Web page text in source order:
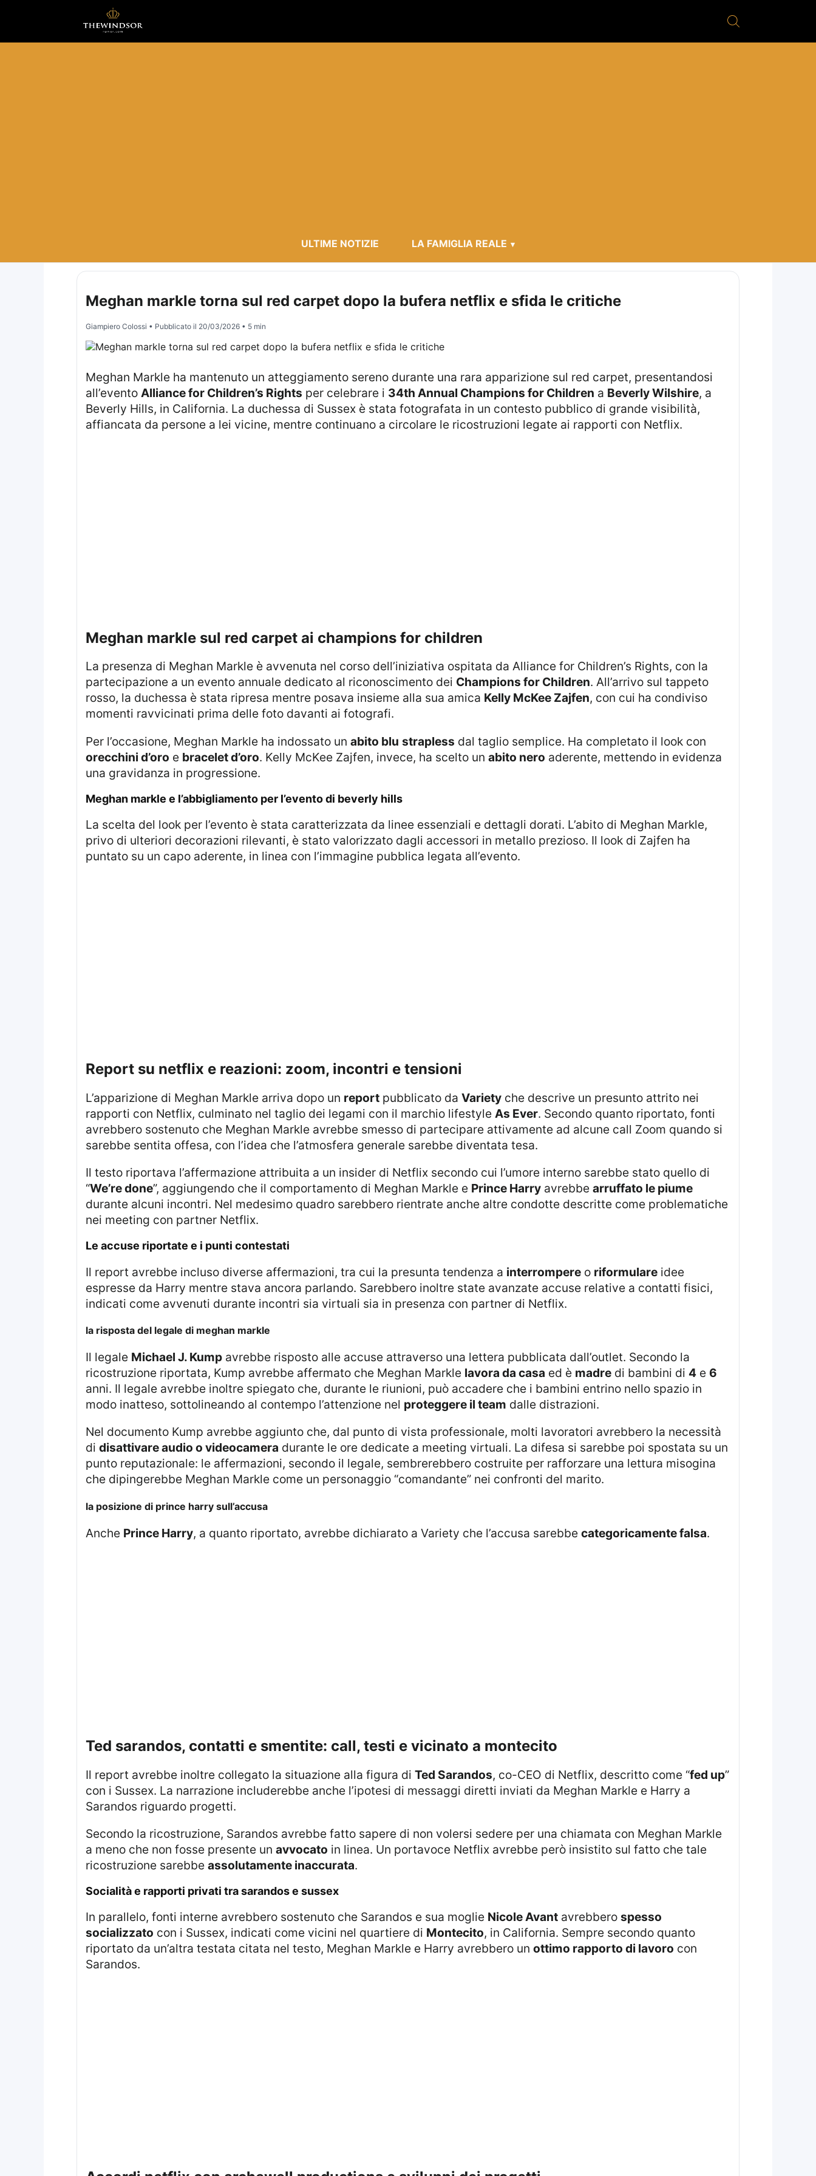
ULTIME NOTIZIE LA FAMIGLIA REALE
Meghan markle torna sul red carpet dopo la bufera netflix e sfida le critiche
Giampiero Colossi • Pubblicato il 20/03/2026• 5 min
Meghan Markle ha mantenuto un atteggiamento sereno durante una rara apparizione sul red carpet, presentandosi
all’evento Alliance for Children’s Rights per celebrare i 34th Annual Champions for Children a Beverly Wilshire, a
Beverly Hills, in California. La duchessa di Sussex è stata fotografata in un contesto pubblico di grande visibilità,
affiancata da persone a lei vicine, mentre continuano a circolare le ricostruzioni legate ai rapporti con Netflix.
meghan markle sul red carpet ai champions for children
La presenza di Meghan Markle è avvenuta nel corso dell’iniziativa ospitata da Alliance for Children’s Rights, con la
partecipazione a un evento annuale dedicato al riconoscimento dei Champions for Children. All’arrivo sul tappeto
rosso, la duchessa è stata ripresa mentre posava insieme alla sua amica Kelly McKee Zajfen, con cui ha condiviso
momenti ravvicinati prima delle foto davanti ai fotografi.
Per l’occasione, Meghan Markle ha indossato un abito blu strapless dal taglio semplice. Ha completato il look con
orecchini d’oro e bracelet d’oro. Kelly McKee Zajfen, invece, ha scelto un abito nero aderente, mettendo in evidenza
una gravidanza in progressione.
meghan markle e l’abbigliamento per l’evento di beverly hills
La scelta del look per l’evento è stata caratterizzata da linee essenziali e dettagli dorati. L’abito di Meghan Markle,
privo di ulteriori decorazioni rilevanti, è stato valorizzato dagli accessori in metallo prezioso. Il look di Zajfen ha
puntato su un capo aderente, in linea con l’immagine pubblica legata all’evento.
report su netflix e reazioni: zoom, incontri e tensioni
L’apparizione di Meghan Markle arriva dopo un reportpubblicato da Varietyche descrive un presunto attrito nei
rapporti con Netflix, culminato nel taglio dei legami con il marchio lifestyle As Ever. Secondo quanto riportato, fonti
avrebbero sostenuto che Meghan Markle avrebbe smesso di partecipare attivamente ad alcune call Zoom quando si
sarebbe sentita offesa, con l’idea che l’atmosfera generale sarebbe diventata tesa.
Il testo riportava l’affermazione attribuita a un insider di Netflix secondo cui l’umore interno sarebbe stato quello di
“We’re done”, aggiungendo che il comportamento di Meghan Markle e Prince Harryavrebbe arruffato le piume
durante alcuni incontri. Nel medesimo quadro sarebbero rientrate anche altre condotte descritte come problematiche
nei meeting con partner Netflix.
le accuse riportate e i punti contestati
Il report avrebbe incluso diverse affermazioni, tra cui la presunta tendenza a interrompereo riformulareidee
espresse da Harry mentre stava ancora parlando. Sarebbero inoltre state avanzate accuse relative a contatti fisici,
indicati come avvenuti durante incontri sia virtuali sia in presenza con partner di Netflix.
la risposta del legale di meghan markle
Il legale Michael J. Kumpavrebbe risposto alle accuse attraverso una lettera pubblicata dall’outlet. Secondo la
ricostruzione riportata, Kump avrebbe affermato che Meghan Markle lavora da casa ed è madredi bambini di 4e 6
anni. Il legale avrebbe inoltre spiegato che, durante le riunioni, può accadere che i bambini entrino nello spazio in
modo inatteso, sottolineando al contempo l’attenzione nel proteggere il team dalle distrazioni.
Nel documento Kump avrebbe aggiunto che, dal punto di vista professionale, molti lavoratori avrebbero la necessità
di disattivare audio o videocamera durante le ore dedicate a meeting virtuali. La difesa si sarebbe poi spostata su un
punto reputazionale: le affermazioni, secondo il legale, sembrerebbero costruite per rafforzare una lettura misogina
che dipingerebbe Meghan Markle come un personaggio “comandante” nei confronti del marito.
la posizione di prince harry sull’accusa
Anche Prince Harry, a quanto riportato, avrebbe dichiarato a Variety che l’accusa sarebbe categoricamente falsa.
ted sarandos, contatti e smentite: call, testi e vicinato a montecito
Il report avrebbe inoltre collegato la situazione alla figura di Ted Sarandos, co-CEO di Netflix, descritto come “fed up”
con i Sussex. La narrazione includerebbe anche l’ipotesi di messaggi diretti inviati da Meghan Markle e Harry a
Sarandos riguardo progetti.
Secondo la ricostruzione, Sarandos avrebbe fatto sapere di non volersi sedere per una chiamata con Meghan Markle
a meno che non fosse presente un avvocato in linea. Un portavoce Netflix avrebbe però insistito sul fatto che tale
ricostruzione sarebbe assolutamente inaccurata.
socialità e rapporti privati tra sarandos e sussex
In parallelo, fonti interne avrebbero sostenuto che Sarandos e sua moglie Nicole Avantavrebbero spesso
socializzato con i Sussex, indicati come vicini nel quartiere di Montecito, in California. Sempre secondo quanto
riportato da un’altra testata citata nel testo, Meghan Markle e Harry avrebbero un ottimo rapporto di lavoro con
Sarandos.